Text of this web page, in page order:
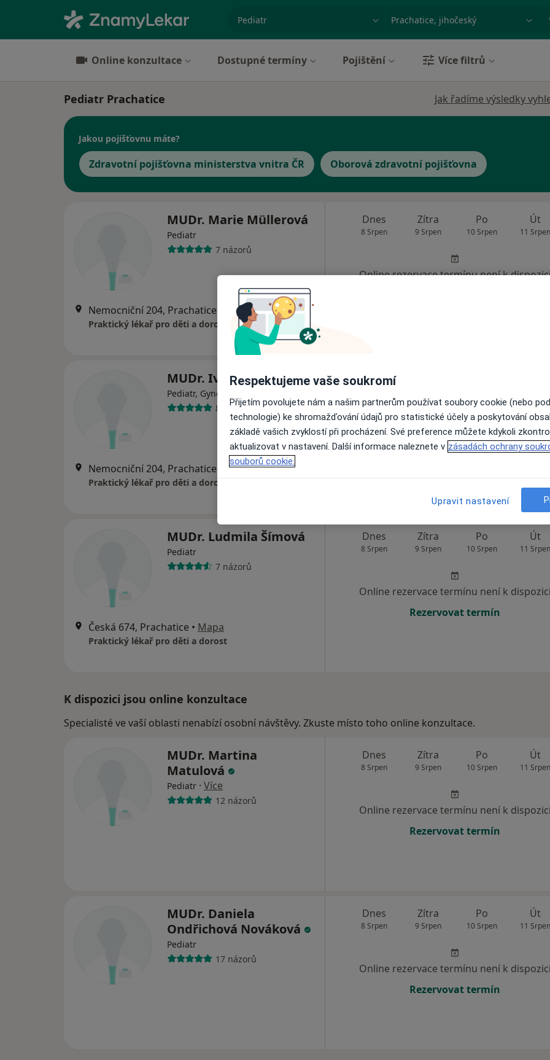
Město nebo region
Online konzultace Dostupné termíny Pojištění Více filtrů
Pediatr Prachatice Jak řadíme výsledky
Jakou pojišťovnu máte?
Zdravotní pojišťovna ministerstva vnitra ČR Oborová zdravotní pojišťovna
MUDr. Marie Müllerová
Pediatr
7 názorů
Nemocniční 204, Prachatice Mapa
Praktický lékař pro děti a dorost
Dnes
8 Srpen
Zítra
9 Srpen
Po
10 Srpen
Út
11 Srpen
Online rezervace termínu není k
MUDr. Iva Diepoldová
Pediatr, Gynekolog
8 názorů
Nemocniční 204, Prachatice Mapa
Praktický lékař pro děti a dorost
Dnes
Online rezervace termínu není k
Rezervovat termín
MUDr. Ludmila Šímová
Pediatr
7 názorů
Česká 674, Prachatice • Mapa
Praktický lékař pro děti a dorost
Dnes
8 Srpen
Zítra
9 Srpen
Po
10 Srpen
Út
11 Srpen
Online rezervace termínu není k dispozici
Rezervovat termín
K dispozici jsou online konzultace
Specialisté ve vaší oblasti nenabízí osobní návštěvy. Zkuste místo toho online konzultace.
MUDr. Martina
Matulová
Pediatr · Více
12 názorů
Dnes
8 Srpen
Zítra
9 Srpen
Po
10 Srpen
Út
11 Srpen
Online rezervace termínu není k dispozici
Rezervovat termín
MUDr. Daniela
Ondřichová Nováková
Pediatr
17 názorů
Dnes
8 Srpen
Zítra
9 Srpen
Po
10 Srpen
Út
11 Srpen
Online rezervace termínu není k dispozici
Rezervovat termín
Respektujeme vaše soukromí
Přijetím povolujete nám a našim partnerům používat soubory cookie (nebo
technologie) ke shromažďování údajů pro statistické účely a poskytování
základě vašich zvyklostí při procházení. Své preference můžete kdykoli
aktualizovat v nastavení. Další informace naleznete v zásadách ochrany
souborů cookie.
Upravit nastavení